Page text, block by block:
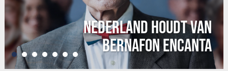
• • • • • • •
NEDERLAND HOUDT VAN
BERNAFON ENCANTA